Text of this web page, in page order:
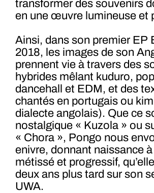
transformer des souvenirs
en une œuvre lumineuse et
Ainsi, dans son premier EP
2018, les images de son
prennent vie à travers des
hybrides mêlant kuduro,
dancehall et EDM, et des
chantés en portugais ou
dialecte angolais). Que ce
nostalgique « Kuzola » ou
« Chora », Pongo nous
enivre, donnant naissance
métissé et progressif,
deux ans plus tard sur son
UWA.